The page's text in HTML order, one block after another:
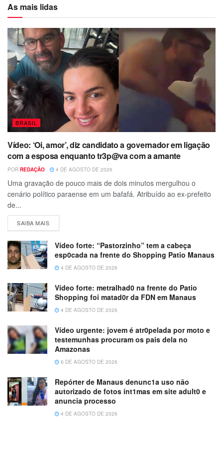
As mais lidas
BRASIL
Vídeo: ‘Oi, amor’, diz candidato a governador em ligação
com a esposa enquanto tr3p@va com a amante
POR REDAÇÃO 4 DE AGOSTO DE 2026
Uma gravação de pouco mais de dois minutos mergulhou o
cenário político paraense em um bafafá. Atribuído ao ex-prefeito
de...
SAIBA MAIS
Vídeo forte: “Pastorzinho” tem a cabeça
esp0cada na frente do Shopping Patio Manaus
4 DE AGOSTO DE 2026
Vídeo forte: metralhad0 na frente do Patio
Shopping foi matad0r da FDN em Manaus
4 DE AGOSTO DE 2026
Vídeo urgente: jovem é atr0pelada por moto e
testemunhas procuram os pais dela no
Amazonas
6 DE AGOSTO DE 2026
Repórter de Manaus denunc1a uso não
autorizado de fotos ínt1mas em site adult0 e
anuncia processo
4 DE AGOSTO DE 2026